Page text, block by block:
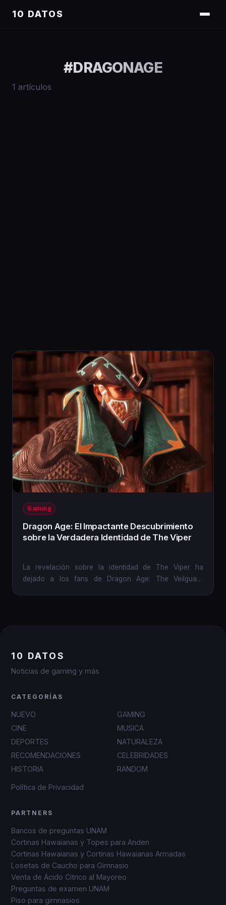
10 DATOS
#DRAGONAGE
1 artículos
Gaming
Dragon Age: El Impactante Descubrimiento
sobre la Verdadera Identidad de The Viper
La revelación sobre la identidad de The Viper ha
dejado a los fans de Dragon Age: The Veilguard
10 DATOS
Noticias de gaming y más
CATEGORÍAS
NUEVO
GAMING
CINE
MUSICA
DEPORTES
NATURALEZA
RECOMENDACIONES
CELEBRIDADES
HISTORIA
RANDOM
Política de Privacidad
PARTNERS
Bancos de preguntas UNAM
Cortinas Hawaianas y Topes para Anden
Cortinas Hawaianas y Cortinas Hawaianas Armadas
Losetas de Caucho para Gimnasio
Venta de Ácido Cítrico al Mayoreo
Preguntas de examen UNAM
Piso para gimnasios